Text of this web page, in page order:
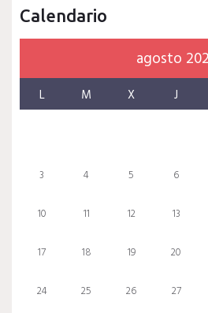
Calendario
agosto
L M X J
3 4 5 6
10 11 12 13
17 18 19 20
24 25 26 27